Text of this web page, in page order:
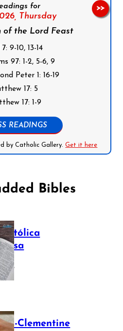
for
Thursday
of the Lord Feast
9-10, 13-14
97: 1-2, 5-6, 9
Peter 1: 16-19
17: 5
17: 1-9
READINGS
by Catholic Gallery.Get it here
>>
Bibles
Clementine